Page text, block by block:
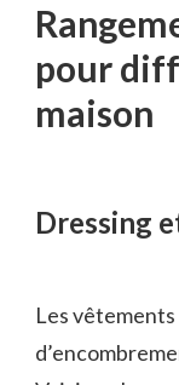
pour
maison
Dressing
Les